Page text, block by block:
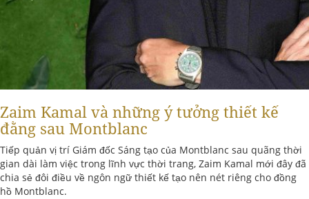
Zaim Kamal và những ý tưởng thiết kế
đằng sau Montblanc
Tiếp quản vị trí Giám đốc Sáng tạo của Montblanc sau quãng thời
gian dài làm việc trong lĩnh vực thời trang, Zaim Kamal mới đây đã
chia sẻ đôi điều về ngôn ngữ thiết kế tạo nên nét riêng cho đồng
hồ Montblanc.